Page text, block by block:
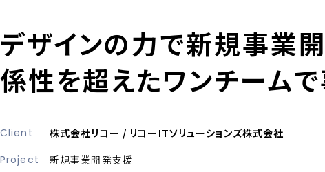
デザインの力で新規事業
係性を超えたワンチーム
Client
株式会社リコー / リコーITソリューションズ株式会社
Project
新規事業開発支援